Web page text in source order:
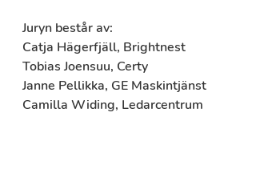
Juryn består av:
Catja Hägerfjäll, Brightnest
Tobias Joensuu, Certy
Janne Pellikka, GE Maskintjänst
Camilla Widing, Ledarcentrum